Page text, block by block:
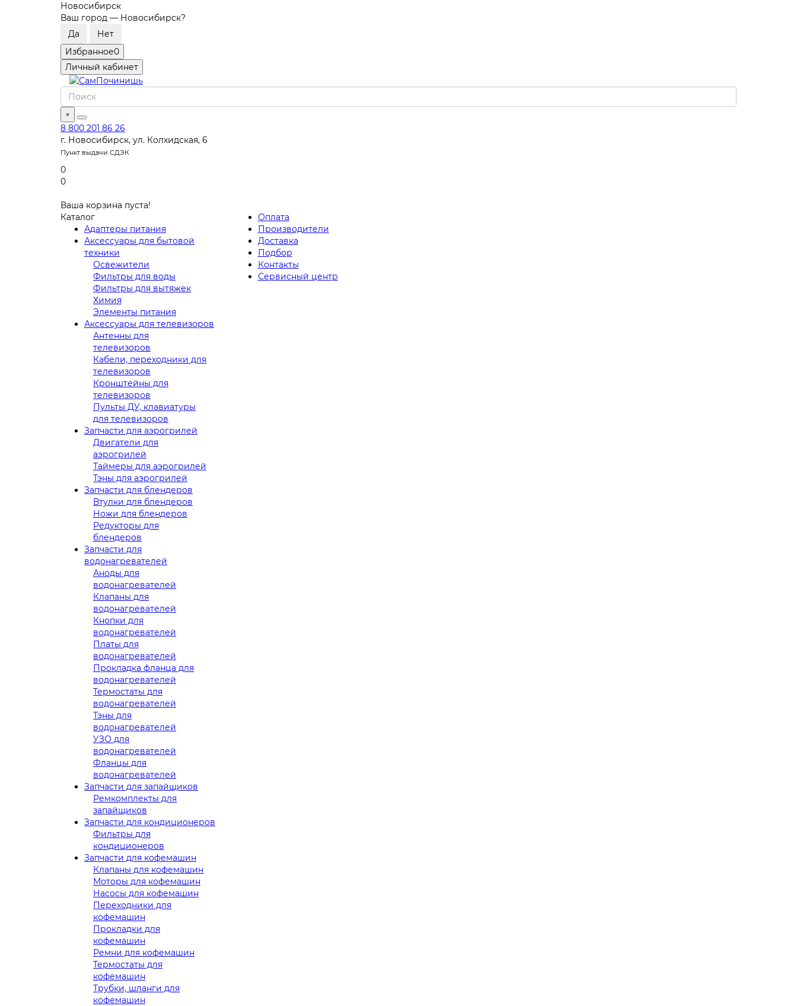
Новосибирск
Ваш город — Новосибирск?
Избранное0
Личный кабинет
×
8 800 201 86 26
г. Новосибирск, ул. Колхидская, 6
Пункт выдачи СДЭК
0
0
Ваша корзина пуста!
Каталог
Адаптеры питания
Аксессуары для бытовой
техники
Освежители
Фильтры для воды
Фильтры для вытяжек
Химия
Элементы питания
Аксессуары для телевизоров
Антенны для
телевизоров
Кабели, переходники для
телевизоров
Кронштейны для
телевизоров
Пульты ДУ, клавиатуры
для телевизоров
Запчасти для аэрогрилей
Двигатели для
аэрогрилей
Таймеры для аэрогрилей
Тэны для аэрогрилей
Запчасти для блендеров
Втулки для блендеров
Ножи для блендеров
Редукторы для
блендеров
Запчасти для
водонагревателей
Аноды для
водонагревателей
Клапаны для
водонагревателей
Кнопки для
водонагревателей
Платы для
водонагревателей
Прокладка фланца для
водонагревателей
Термостаты для
водонагревателей
Тэны для
водонагревателей
УЗО для
водонагревателей
Фланцы для
водонагревателей
Запчасти для запайщиков
Ремкомплекты для
запайщиков
Запчасти для кондиционеров
Фильтры для
кондиционеров
Запчасти для кофемашин
Клапаны для кофемашин
Моторы для кофемашин
Насосы для кофемашин
Переходники для
кофемашин
Прокладки для
кофемашин
Ремни для кофемашин
Термостаты для
кофемашин
Трубки, шланги для
кофемашин
Оплата
Производители
Доставка
Подбор
Контакты
Сервисный центр